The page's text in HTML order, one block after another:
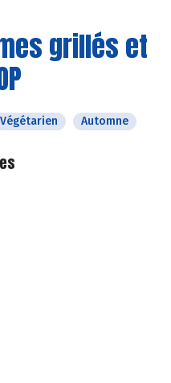
grillés et
Végétarien Automne